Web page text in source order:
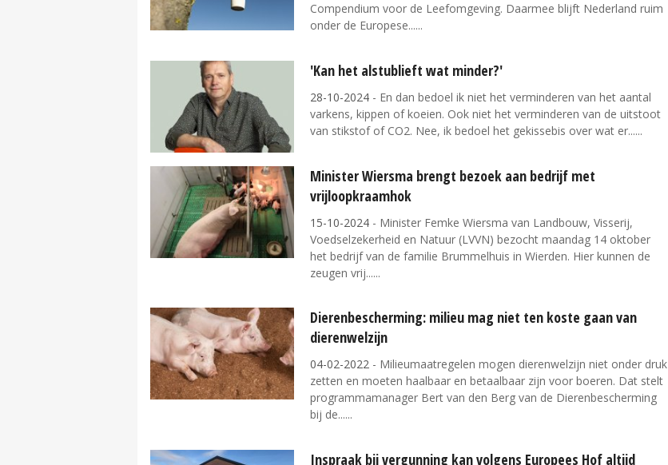
Compendium voor de Leefomgeving. Daarmee blijft Nederland ruim
onder de Europese...
'Kan het alstublieft wat minder?'
28-10-2024 - En dan bedoel ik niet het verminderen van het aantal
varkens, kippen of koeien. Ook niet het verminderen van de uitstoot
van stikstof of CO2. Nee, ik bedoel het gekissebis over wat er...
Minister Wiersma brengt bezoek aan bedrijf met
vrijloopkraamhok
15-10-2024 - Minister Femke Wiersma van Landbouw, Visserij,
Voedselzekerheid en Natuur (LVVN) bezocht maandag 14 oktober
het bedrijf van de familie Brummelhuis in Wierden. Hier kunnen de
zeugen vrij...
Dierenbescherming: milieu mag niet ten koste gaan van
dierenwelzijn
04-02-2022 - Milieumaatregelen mogen dierenwelzijn niet onder druk
zetten en moeten haalbaar en betaalbaar zijn voor boeren. Dat stelt
programmamanager Bert van den Berg van de Dierenbescherming
bij de...
Inspraak bij vergunning kan volgens Europees Hof altijd